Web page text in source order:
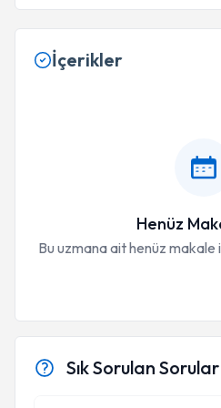
İçerikler
Henüz
Bu uzmana ait henüz makale
Sık Sorulan Sorular